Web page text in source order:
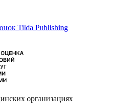
Tilda Publishing
организациях